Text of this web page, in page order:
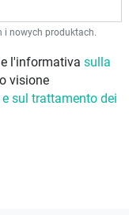
i nowych produktach.
e l'informativa sulla
visione
sul trattamento dei